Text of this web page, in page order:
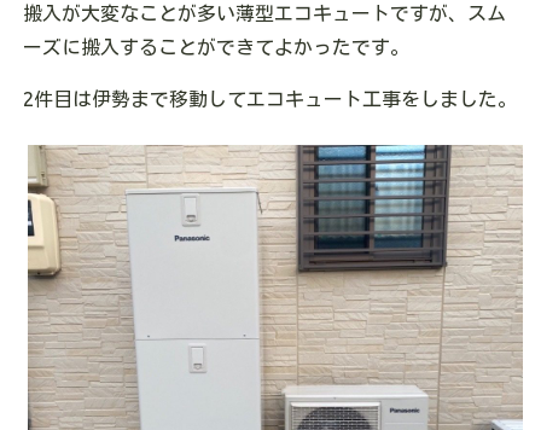
搬入が大変なことが多い薄型エコキュートですが、スム
ーズに搬入することができてよかったです。
2件目は伊勢まで移動してエコキュート工事をしました。